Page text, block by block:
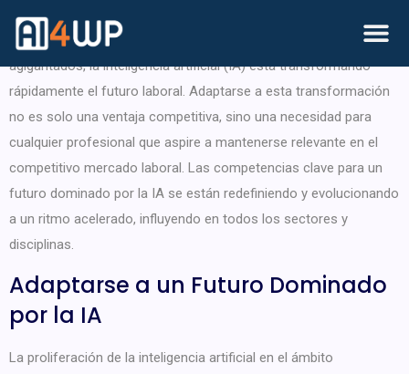
En la era actual, donde la tecnología avanza a pasos
agigantados, la inteligencia artificial (IA) está transformando
rápidamente el futuro laboral. Adaptarse a esta transformación
no es solo una ventaja competitiva, sino una necesidad para
cualquier profesional que aspire a mantenerse relevante en el
competitivo mercado laboral. Las competencias clave para un
futuro dominado por la IA se están redefiniendo y evolucionando
a un ritmo acelerado, influyendo en todos los sectores y
disciplinas.
Adaptarse a un Futuro Dominado
por la IA
La proliferación de la inteligencia artificial en el ámbito